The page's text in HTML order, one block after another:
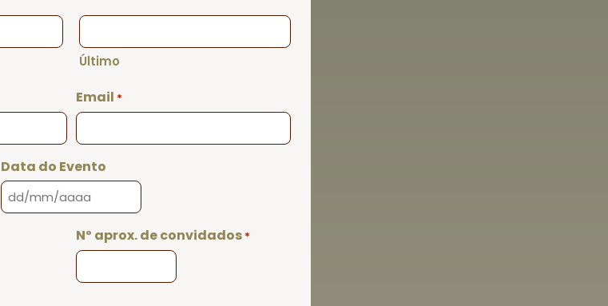
Último
Email *
Data do Evento
DD
Nº aprox. de convidados *